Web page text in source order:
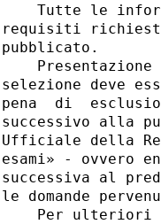
Tutte le
requisiti richiesti
pubblicato.
Presentazione
selezione deve
pena  di
successivo alla
Ufficiale della
esami» - ovvero
successiva al
le domande
Per ulteriori